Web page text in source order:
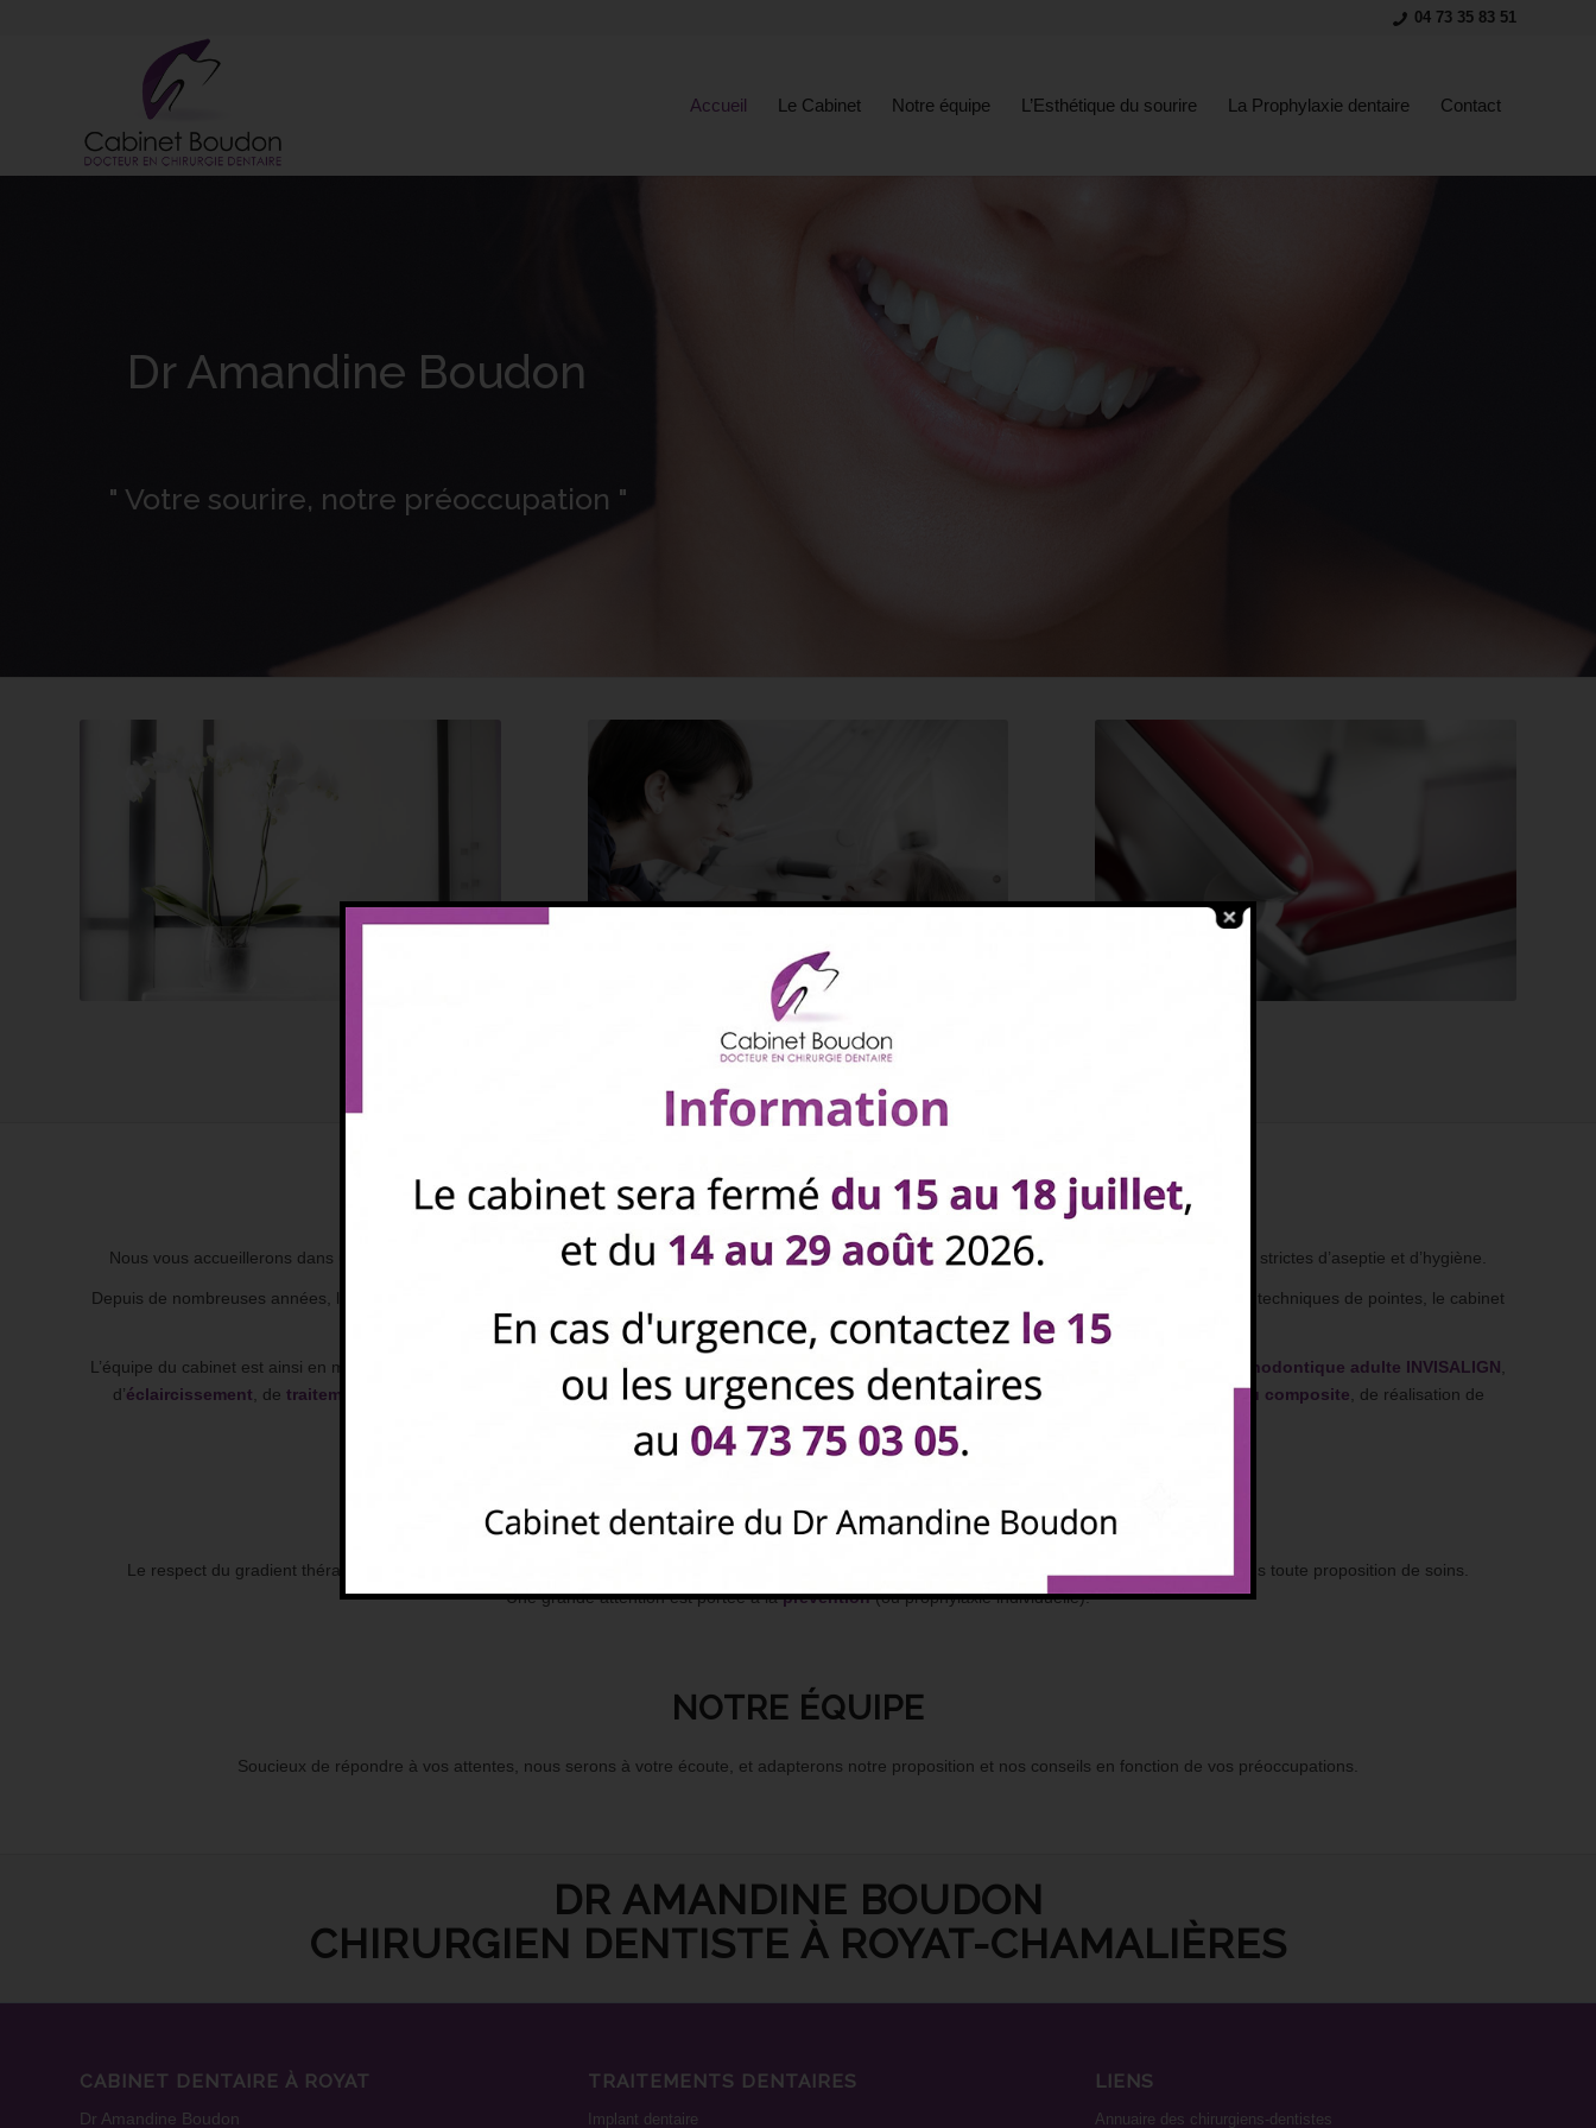
04 73 35 83 51
Accueil Le Cabinet Notre équipe L’Esthétique du sourire La Prophylaxie dentaire Contact
Dr Amandine Boudon
" Votre sourire, notre préoccupation "
LE CABINET
Nous vous accueillerons dans un environnement adapté à une dentisterie moderne, préventive, esthétique alliant les dernières techniques et les normes strictes d’aseptie et d’hygiène.
Depuis de nombreuses années, le Docteur Amandine BOUDON se forme auprès de professeurs éminents en esthétique du sourire, et, grâce à l’emploi de techniques de pointes, le cabinet
s’est orienté vers une dentisterie moderne ultraconservatrice.
L’équipe du cabinet est ainsi en mesure de vous proposer le traitement le plus adapté à vos besoins, en considérant nos thérapeutiques de traitement orthodontique adulte INVISALIGN,
d’éclaircissement, de traitement parodontal traitement des tâches blanches de l’émail, de reconstitutions par collage d’ inlay en céramique ou composite, de réalisation de
facettes en céramique.
Le respect du gradient thérapeutique, la conservation de votre tissu dentaire et la biocompatibilité des matériaux utilisés seront toujours privilégiés dans toute proposition de soins.
Une grande attention est portée à laprévention(ou prophylaxie individuelle).
NOTRE ÉQUIPE
Soucieux de répondre à vos attentes, nous serons à votre écoute, et adapterons notre proposition et nos conseils en fonction de vos préoccupations.
DR AMANDINE BOUDON
CHIRURGIEN DENTISTE À ROYAT-CHAMALIÈRES
CABINET DENTAIRE À ROYAT
Dr Amandine Boudon
TRAITEMENTS DENTAIRES
Implant dentaire
LIENS
Annuaire des chirurgiens-dentistes